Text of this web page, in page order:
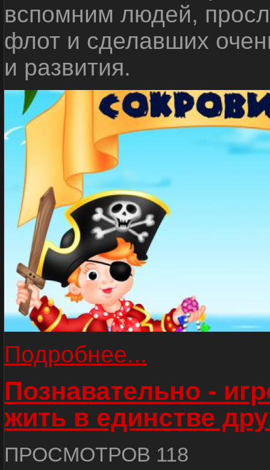
вспомним людей,
флот и сделавших
и развития.
Подробнее...
Познавательно -
жить в единстве
ПРОСМОТРОВ 118